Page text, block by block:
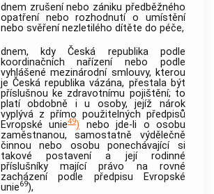
dnem zrušení nebo zániku předběžného
opatření nebo rozhodnutí o umístění
nebo svěření nezletilého dítěte do péče,
dnem, kdy Česká republika podle
koordinačních nařízení nebo podle
vyhlášené mezinárodní smlouvy, kterou
je Česká republika vázána, přestala být
příslušnou ke zdravotnímu pojištění; to
platí obdobně i u osoby, jejíž nárok
vyplývá z přímo použitelných předpisů
Evropské unie49) nebo jde-li o osobu
zaměstnanou, samostatně výdělečně
činnou nebo osobu ponechávající si
takové postavení a její rodinné
příslušníky mající právo na rovné
zacházení podle předpisu Evropské
unie69),